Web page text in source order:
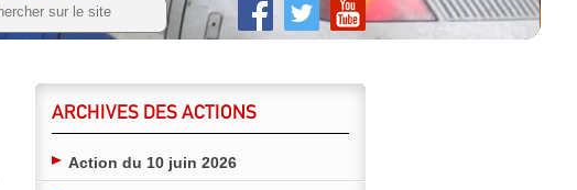
ARCHIVES DES ACTIONS
Action du 10 juin 2026